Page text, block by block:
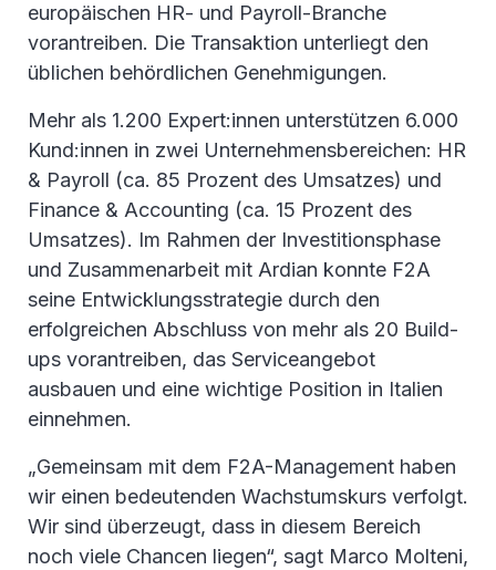
europäischen HR- und Payroll-Branche
vorantreiben. Die Transaktion unterliegt den
üblichen behördlichen Genehmigungen.
Mehr als 1.200 Expert:innen unterstützen 6.000
Kund:innen in zwei Unternehmensbereichen: HR
& Payroll (ca. 85 Prozent des Umsatzes) und
Finance & Accounting (ca. 15 Prozent des
Umsatzes). Im Rahmen der Investitionsphase
und Zusammenarbeit mit Ardian konnte F2A
seine Entwicklungsstrategie durch den
erfolgreichen Abschluss von mehr als 20 Build-
ups vorantreiben, das Serviceangebot
ausbauen und eine wichtige Position in Italien
einnehmen.
„Gemeinsam mit dem F2A-Management haben
wir einen bedeutenden Wachstumskurs verfolgt.
Wir sind überzeugt, dass in diesem Bereich
noch viele Chancen liegen“, sagt Marco Molteni,